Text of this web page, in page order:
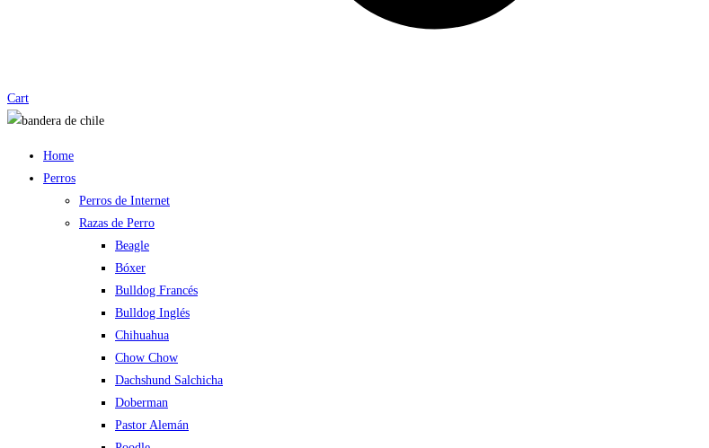
Cart
Home
Perros
Perros de Internet
Razas de Perro
Beagle
Bóxer
Bulldog Francés
Bulldog Inglés
Chihuahua
Chow Chow
Dachshund Salchicha
Doberman
Pastor Alemán